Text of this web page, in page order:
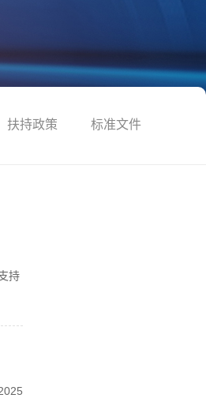
扶持政策 标准文件
持